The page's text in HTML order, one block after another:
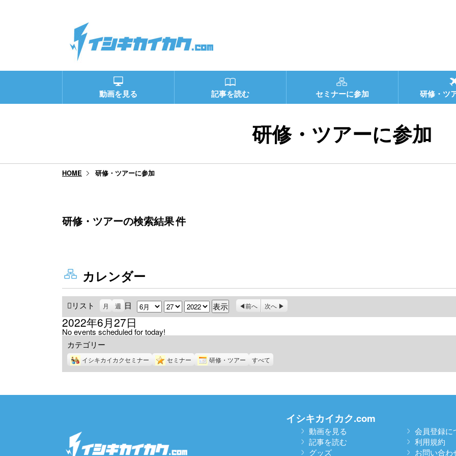
動画を見る 記事を読む セミナーに参加 研修・ツ
研修・ツアーに参加
HOME 研修・ツアーに参加
研修・ツアーの検索結果件
カレンダー
リスト
示
月 週 日 月 日 年 前へ 次へ
2022年6月27日
No events scheduled for today!
カテゴリー
イシキカイカクセミナー セミナー 研修・ツアー すべて
イシキカイカク.com
動画を見る
記事を読む
グッズ
会員登録に
利用規約
お問い合わ